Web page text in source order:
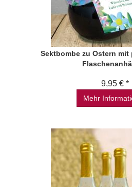
Sektbombe zu Ostern
9,95 € *
Mehr